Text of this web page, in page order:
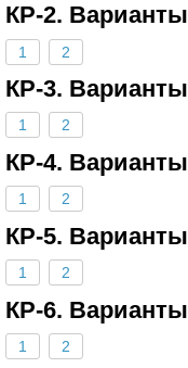
КР-2. Варианты
1 2
КР-3. Варианты
1 2
КР-4. Варианты
1 2
КР-5. Варианты
1 2
КР-6. Варианты
1 2